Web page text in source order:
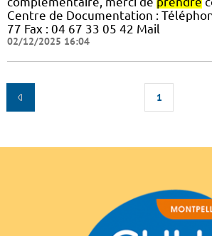
Centre de Documentation :
77 Fax : 04 67 33 05 42 Mail
02/12/2025 16:04
1